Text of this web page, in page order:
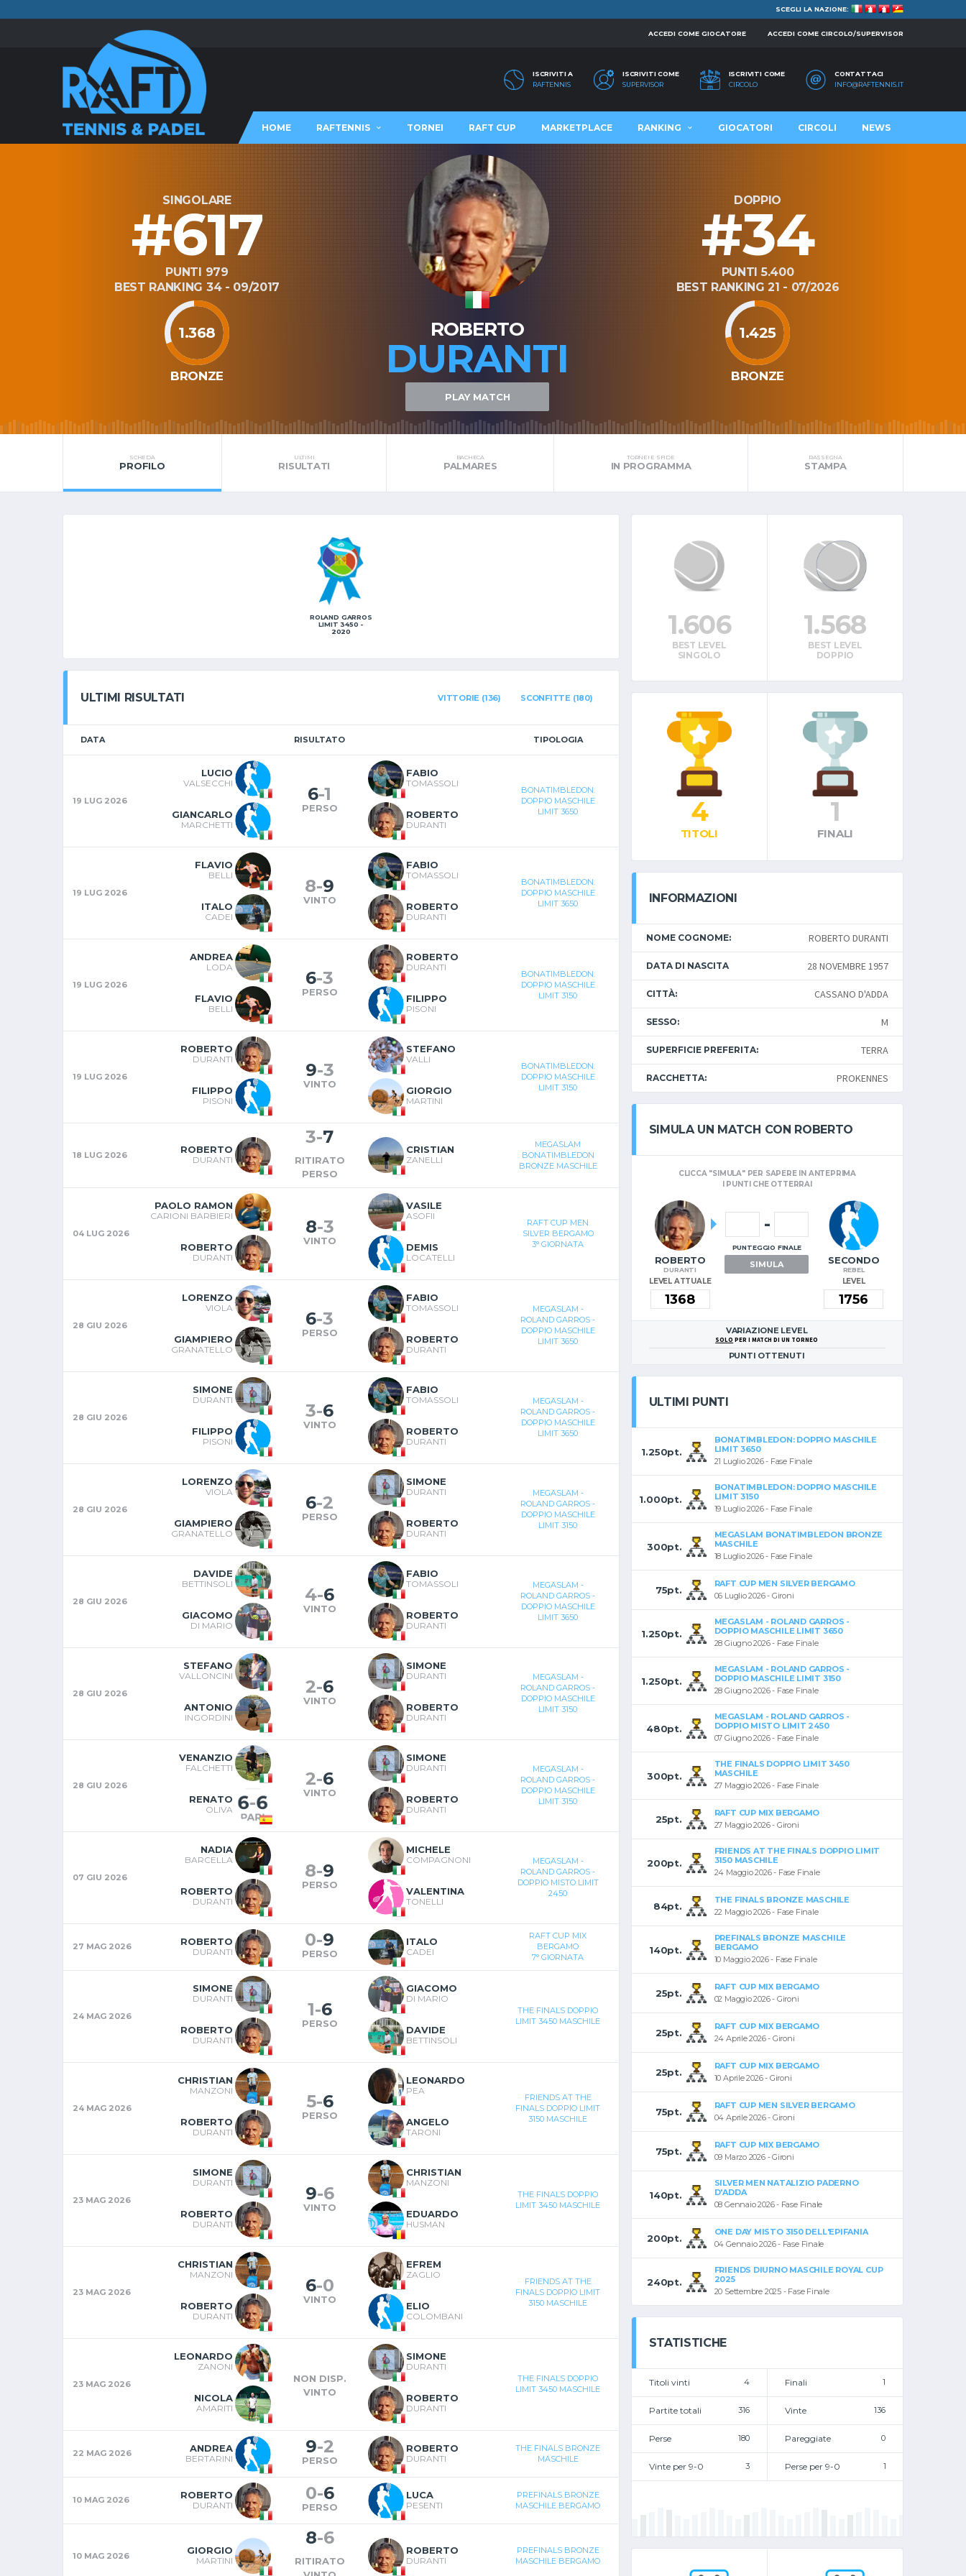
SCEGLI LA NAZIONE:
ACCEDI COME GIOCATORE ACCEDI COME CIRCOLO/SUPERVISOR
ISCRIVITI A
RAFTENNIS
ISCRIVITI COME
SUPERVISOR
ISCRIVITI COME
CIRCOLO
CONTATTACI
INFO@RAFTENNIS.IT
HOME RAFTENNIS TORNEI RAFT CUP MARKETPLACE RANKING GIOCATORI CIRCOLI NEWS
SINGOLARE
#617
PUNTI 979
BEST RANKING 34 - 09/2017
1.368
BRONZE
ROBERTO
DURANTI
PLAY MATCH
DOPPIO
#34
PUNTI 5.400
BEST RANKING 21 - 07/2026
1.425
BRONZE
SCHEDA
PROFILO
ULTIMI
RISULTATI
BACHECA
PALMARES
TORNEI E SFIDE
IN PROGRAMMA
RASSEGNA
STAMPA
ROLAND GARROS
LIMIT 3450 -
2020
ULTIMI RISULTATI VITTORIE (136) SCONFITTE (180)
DATA RISULTATO TIPOLOGIA
19 LUG 2026
LUCIO
VALSECCHI
GIANCARLO
MARCHETTI
6-1
PERSO
FABIO
TOMASSOLI
ROBERTO
DURANTI
BONATIMBLEDON:
DOPPIO MASCHILE
LIMIT 3650
19 LUG 2026
FLAVIO
BELLI
ITALO
CADEI
8-9
VINTO
FABIO
TOMASSOLI
ROBERTO
DURANTI
BONATIMBLEDON:
DOPPIO MASCHILE
LIMIT 3650
19 LUG 2026
ANDREA
LODA
FLAVIO
BELLI
6-3
PERSO
ROBERTO
DURANTI
FILIPPO
PISONI
BONATIMBLEDON:
DOPPIO MASCHILE
LIMIT 3150
19 LUG 2026
ROBERTO
DURANTI
FILIPPO
PISONI
9-3
VINTO
STEFANO
VALLI
GIORGIO
MARTINI
BONATIMBLEDON:
DOPPIO MASCHILE
LIMIT 3150
18 LUG 2026 ROBERTO
DURANTI
3-7
RITIRATO
PERSO
CRISTIAN
ZANELLI
MEGASLAM
BONATIMBLEDON
BRONZE MASCHILE
04 LUG 2026
PAOLO RAMON
CARIONI BARBIERI
ROBERTO
DURANTI
8-3
VINTO
VASILE
ASOFII
DEMIS
LOCATELLI
RAFT CUP MEN
SILVER BERGAMO
3° GIORNATA
28 GIU 2026
LORENZO
VIOLA
GIAMPIERO
GRANATELLO
6-3
PERSO
FABIO
TOMASSOLI
ROBERTO
DURANTI
MEGASLAM -
ROLAND GARROS -
DOPPIO MASCHILE
LIMIT 3650
28 GIU 2026
SIMONE
DURANTI
FILIPPO
PISONI
3-6
VINTO
FABIO
TOMASSOLI
ROBERTO
DURANTI
MEGASLAM -
ROLAND GARROS -
DOPPIO MASCHILE
LIMIT 3650
28 GIU 2026
LORENZO
VIOLA
GIAMPIERO
GRANATELLO
6-2
PERSO
SIMONE
DURANTI
ROBERTO
DURANTI
MEGASLAM -
ROLAND GARROS -
DOPPIO MASCHILE
LIMIT 3150
28 GIU 2026
DAVIDE
BETTINSOLI
GIACOMO
DI MARIO
4-6
VINTO
FABIO
TOMASSOLI
ROBERTO
DURANTI
MEGASLAM -
ROLAND GARROS -
DOPPIO MASCHILE
LIMIT 3650
28 GIU 2026
STEFANO
VALLONCINI
ANTONIO
INGORDINI
2-6
VINTO
SIMONE
DURANTI
ROBERTO
DURANTI
MEGASLAM -
ROLAND GARROS -
DOPPIO MASCHILE
LIMIT 3150
28 GIU 2026
VENANZIO
FALCHETTI
RENATO
OLIVA
2-6
VINTO
SIMONE
DURANTI
ROBERTO
DURANTI
MEGASLAM -
ROLAND GARROS -
DOPPIO MASCHILE
LIMIT 3150
07 GIU 2026
NADIA
BARCELLA
ROBERTO
DURANTI
8-9
PERSO
MICHELE
COMPAGNONI
VALENTINA
TONELLI
MEGASLAM -
ROLAND GARROS -
DOPPIO MISTO LIMIT
2450
27 MAG 2026 ROBERTO
DURANTI
0-9
PERSO
ITALO
CADEI
RAFT CUP MIX
BERGAMO
7° GIORNATA
24 MAG 2026
SIMONE
DURANTI
ROBERTO
DURANTI
1-6
PERSO
GIACOMO
DI MARIO
DAVIDE
BETTINSOLI
THE FINALS DOPPIO
LIMIT 3450 MASCHILE
24 MAG 2026
CHRISTIAN
MANZONI
ROBERTO
DURANTI
5-6
PERSO
LEONARDO
PEA
ANGELO
TARONI
FRIENDS AT THE
FINALS DOPPIO LIMIT
3150 MASCHILE
23 MAG 2026
SIMONE
DURANTI
ROBERTO
DURANTI
9-6
VINTO
CHRISTIAN
MANZONI
EDUARDO
HUSMAN
THE FINALS DOPPIO
LIMIT 3450 MASCHILE
23 MAG 2026
CHRISTIAN
MANZONI
ROBERTO
DURANTI
6-0
VINTO
EFREM
ZAGLIO
ELIO
COLOMBANI
FRIENDS AT THE
FINALS DOPPIO LIMIT
3150 MASCHILE
23 MAG 2026
LEONARDO
ZANONI
NICOLA
AMARITI
NON DISP.
VINTO
SIMONE
DURANTI
ROBERTO
DURANTI
THE FINALS DOPPIO
LIMIT 3450 MASCHILE
22 MAG 2026 ANDREA
BERTARINI
9-2
PERSO
ROBERTO
DURANTI
THE FINALS BRONZE
MASCHILE
10 MAG 2026 ROBERTO
DURANTI
0-6
PERSO
LUCA
PESENTI
PREFINALS BRONZE
MASCHILE BERGAMO
10 MAG 2026 GIORGIO
MARTINI
8-6
RITIRATO
ROBERTO
DURANTI
PREFINALS BRONZE
MASCHILE BERGAMO
1.606
BEST LEVEL
SINGOLO
1.568
BEST LEVEL
DOPPIO
4
TITOLI
1
FINALI
INFORMAZIONI
NOME COGNOME: ROBERTO DURANTI
DATA DI NASCITA 28 NOVEMBRE 1957
CITTÀ: CASSANO D'ADDA
SESSO: M
SUPERFICIE PREFERITA: TERRA
RACCHETTA: PROKENNES
SIMULA UN MATCH CON ROBERTO
CLICCA "SIMULA" PER SAPERE IN ANTEPRIMA
I PUNTI CHE OTTERRAI
ROBERTO
DURANTI
LEVEL ATTUALE
-
PUNTEGGIO FINALE
SIMULA SECONDO
REBEL
LEVEL
VARIAZIONE LEVEL
SOLO PER I MATCH DI UN TORNEO
PUNTI OTTENUTI
ULTIMI PUNTI
1.250pt.
BONATIMBLEDON: DOPPIO MASCHILE
LIMIT 3650
21 Luglio 2026 - Fase Finale
1.000pt.
BONATIMBLEDON: DOPPIO MASCHILE
LIMIT 3150
19 Luglio 2026 - Fase Finale
300pt.
MEGASLAM BONATIMBLEDON BRONZE
MASCHILE
18 Luglio 2026 - Fase Finale
75pt.
RAFT CUP MEN SILVER BERGAMO
06 Luglio 2026 - Gironi
1.250pt.
MEGASLAM - ROLAND GARROS -
DOPPIO MASCHILE LIMIT 3650
28 Giugno 2026 - Fase Finale
1.250pt.
MEGASLAM - ROLAND GARROS -
DOPPIO MASCHILE LIMIT 3150
28 Giugno 2026 - Fase Finale
480pt.
MEGASLAM - ROLAND GARROS -
DOPPIO MISTO LIMIT 2450
07 Giugno 2026 - Fase Finale
300pt.
THE FINALS DOPPIO LIMIT 3450
MASCHILE
27 Maggio 2026 - Fase Finale
25pt.
RAFT CUP MIX BERGAMO
27 Maggio 2026 - Gironi
200pt.
FRIENDS AT THE FINALS DOPPIO LIMIT
3150 MASCHILE
24 Maggio 2026 - Fase Finale
84pt.
THE FINALS BRONZE MASCHILE
22 Maggio 2026 - Fase Finale
140pt.
PREFINALS BRONZE MASCHILE
BERGAMO
10 Maggio 2026 - Fase Finale
25pt.
RAFT CUP MIX BERGAMO
02 Maggio 2026 - Gironi
25pt.
RAFT CUP MIX BERGAMO
24 Aprile 2026 - Gironi
25pt.
RAFT CUP MIX BERGAMO
10 Aprile 2026 - Gironi
75pt.
RAFT CUP MEN SILVER BERGAMO
04 Aprile 2026 - Gironi
75pt.
RAFT CUP MIX BERGAMO
09 Marzo 2026 - Gironi
140pt.
SILVER MEN NATALIZIO PADERNO
D'ADDA
08 Gennaio 2026 - Fase Finale
200pt.
ONE DAY MISTO 3150 DELL'EPIFANIA
04 Gennaio 2026 - Fase Finale
240pt.
FRIENDS DIURNO MASCHILE ROYAL CUP
2025
20 Settembre 2025 - Fase Finale
STATISTICHE
Titoli vinti 4 Finali 1
Partite totali 316 Vinte 136
Perse 180 Pareggiate 0
Vinte per 9-0 3 Perse per 9-0 1